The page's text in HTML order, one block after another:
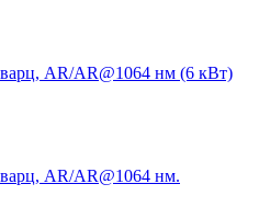
AR/AR@1064 нм (6 кВт)
AR/AR@1064 нм.